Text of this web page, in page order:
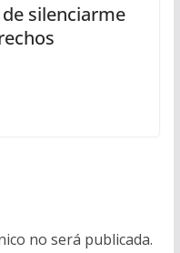
silenciarme
no será publicada.